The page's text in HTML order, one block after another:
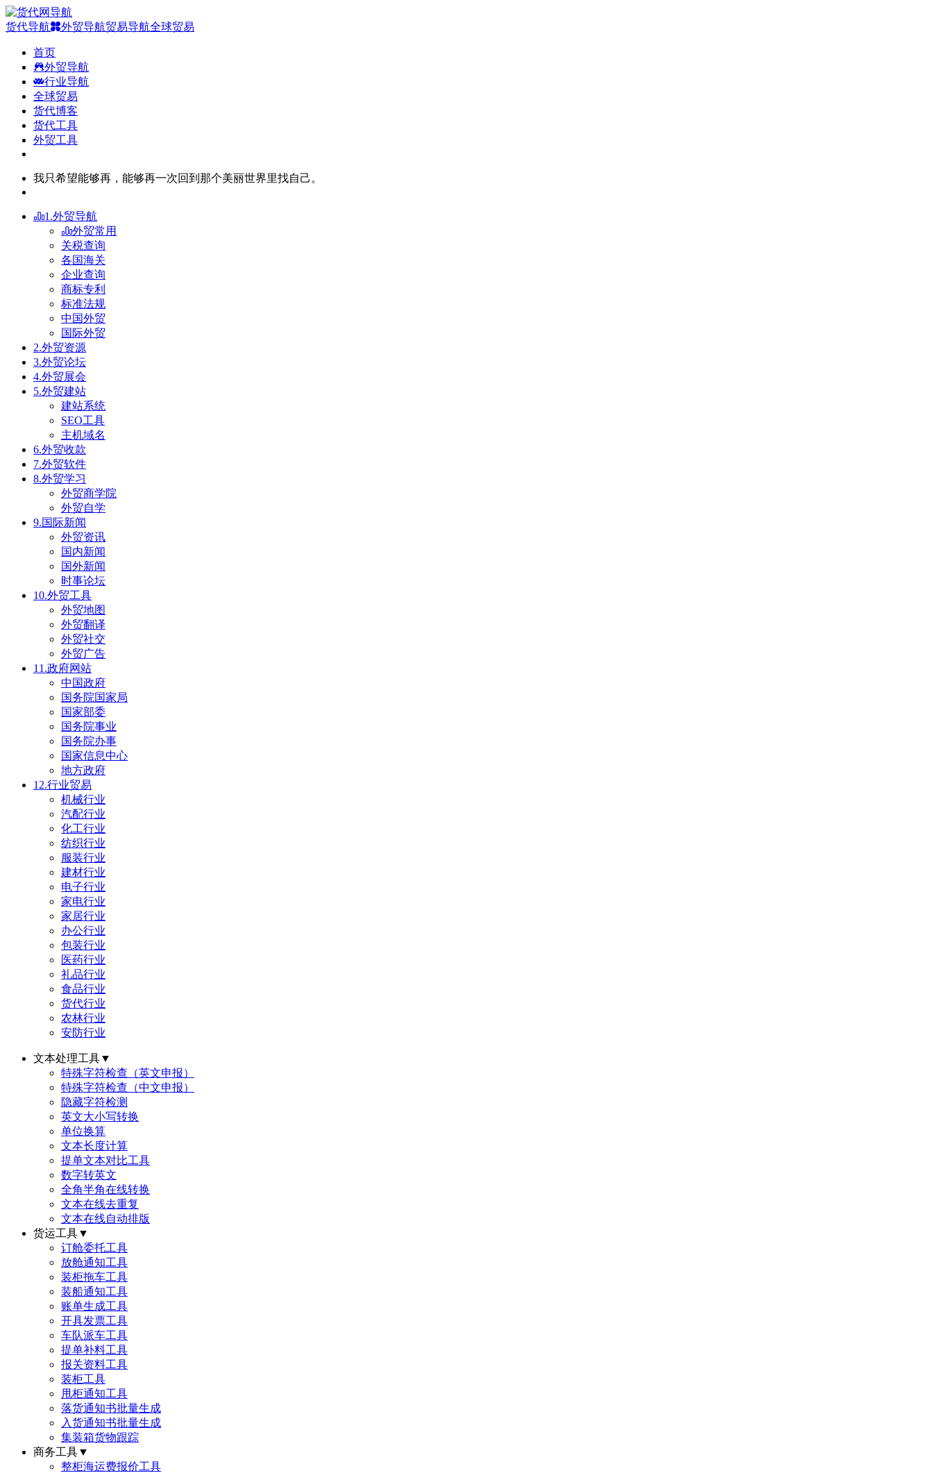
货代导航 外贸导航贸易导航全球贸易
首页
外贸导航
行业导航
全球贸易
货代博客
货代工具
外贸工具
我只希望能够再，能够再一次回到那个美丽世界里找自己。
1.外贸导航
外贸常用
关税查询
各国海关
企业查询
商标专利
标准法规
中国外贸
国际外贸
2.外贸资源
3.外贸论坛
4.外贸展会
5.外贸建站
建站系统
SEO工具
主机域名
6.外贸收款
7.外贸软件
8.外贸学习
外贸商学院
外贸自学
9.国际新闻
外贸资讯
国内新闻
国外新闻
时事论坛
10.外贸工具
外贸地图
外贸翻译
外贸社交
外贸广告
11.政府网站
中国政府
国务院国家局
国家部委
国务院事业
国务院办事
国家信息中心
地方政府
12.行业贸易
机械行业
汽配行业
化工行业
纺织行业
服装行业
建材行业
电子行业
家电行业
家居行业
办公行业
包装行业
医药行业
礼品行业
食品行业
货代行业
农林行业
安防行业
文本处理工具▼
特殊字符检查（英文申报）
特殊字符检查（中文申报）
隐藏字符检测
英文大小写转换
单位换算
文本长度计算
提单文本对比工具
数字转英文
全角半角在线转换
文本在线去重复
文本在线自动排版
货运工具▼
订舱委托工具
放舱通知工具
装柜拖车工具
装船通知工具
账单生成工具
开具发票工具
车队派车工具
提单补料工具
报关资料工具
装柜工具
甩柜通知工具
落货通知书批量生成
入货通知书批量生成
集装箱货物跟踪
商务工具▼
整柜海运费报价工具